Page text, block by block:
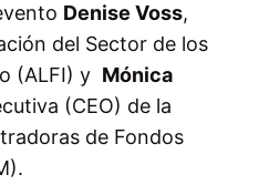
Denise Voss,
del Sector de los
(ALFI) y Mónica
(CEO) de la
de Fondos